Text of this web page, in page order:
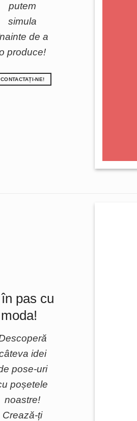
putem
simula
de a
produce!
NE!
pas cu
moda!
idei
pose-uri
poșetele
noastre!
Crează-ți